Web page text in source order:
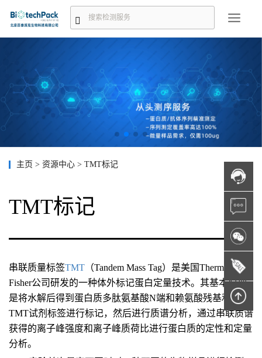
主页 > 资源中心 > TMT标记
TMT标记
串联质量标签TMT （Tandem Mass Tag）是美国Thermo
Fisher公司研发的一种体外标记蛋白定量技术。其基本原理
是将水解后得到蛋白质多肽氨基酸N端和赖氨酸残基利用
TMT试剂标签进行标记，然后进行质谱分析，通过串联质谱
获得的离子峰强度和离子峰质荷比进行蛋白质的定性和定量
分析。